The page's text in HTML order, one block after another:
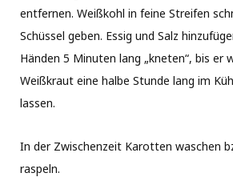
entfernen. Weißkohl in feine Streifen
Schüssel geben. Essig und Salz
Händen 5 Minuten lang „kneten“, bis er
Weißkraut eine halbe Stunde lang im
lassen.
In der Zwischenzeit Karotten waschen
raspeln.